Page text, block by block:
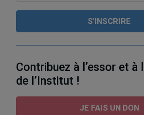
Contribuez à l’essor et à
de l’Institut !
JE FAIS UN DON